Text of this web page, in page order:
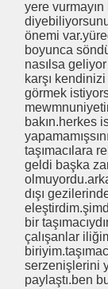
yere
önemi
boyunca
nasılsa
karşı kendinizi
görmek
bakın.herkes
taşımacılara
geldi başka
dışı
bir
çalışanlar
serzenişlerini
paylaştı.ben
Gözlüğü
Ziyareti
REKORU ww